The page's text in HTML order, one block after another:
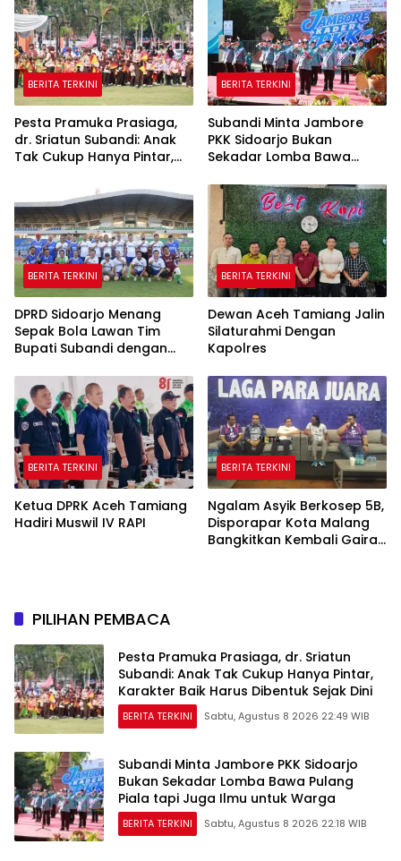
BERITA TERKINI
Pesta Pramuka Prasiaga,
dr. Sriatun Subandi: Anak
Tak Cukup Hanya Pintar,
Dibentuk Sejak Dini
BERITA TERKINI
Subandi Minta Jambore
PKK Sidoarjo Bukan
Sekadar Lomba Bawa
untuk Warga
BERITA TERKINI
DPRD Sidoarjo Menang
Sepak Bola Lawan Tim
Bupati Subandi dengan
BERITA TERKINI
Dewan Aceh Tamiang Jalin
Silaturahmi Dengan
Kapolres
BERITA TERKINI
Ketua DPRK Aceh Tamiang
Hadiri Muswil IV RAPI
BERITA TERKINI
Ngalam Asyik Berkosep 5B,
Disporapar Kota Malang
Bangkitkan Kembali Gairah
PILIHAN PEMBACA
Pesta Pramuka Prasiaga, dr. Sriatun
Subandi: Anak Tak Cukup Hanya Pintar,
Karakter Baik Harus Dibentuk Sejak Dini
BERITA TERKINI Sabtu, Agustus 8 2026 22:49 WIB
Subandi Minta Jambore PKK Sidoarjo
Bukan Sekadar Lomba Bawa Pulang
Piala tapi Juga Ilmu untuk Warga
BERITA TERKINI Sabtu, Agustus 8 2026 22:18 WIB